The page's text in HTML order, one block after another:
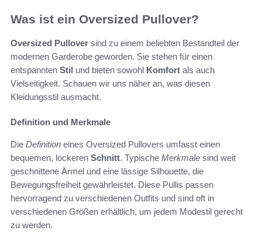
Was ist ein Oversized Pullover?
Oversized Pullover sind zu einem beliebten Bestandteil der
modernen Garderobe geworden. Sie stehen für einen
entspannten Stil und bieten sowohl Komfort als auch
Vielseitigkeit. Schauen wir uns näher an, was diesen
Kleidungsstil ausmacht.
Definition und Merkmale
Die Definition eines Oversized Pullovers umfasst einen
bequemen, lockeren Schnitt. Typische Merkmale sind weit
geschnittene Ärmel und eine lässige Silhouette, die
Bewegungsfreiheit gewährleistet. Diese Pullis passen
hervorragend zu verschiedenen Outfits und sind oft in
verschiedenen Größen erhältlich, um jedem Modestil gerecht
zu werden.